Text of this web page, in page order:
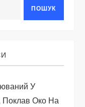
ПОШУК
У
Поклав Око На